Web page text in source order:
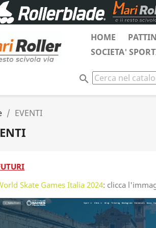
HOME
SOCIETA'
search
EVENTI
Skate Games Italia 2024: clicca